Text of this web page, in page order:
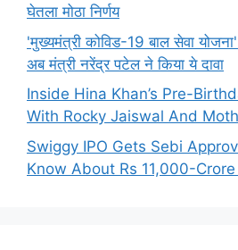
घेतला मोठा निर्णय
'मुख्यमंत्री कोविड-19 बाल सेवा
अब मंत्री नरेंद्र पटेल ने किया ये दावा
Inside Hina Khan’s Pre-
With Rocky Jaiswal And
Swiggy IPO Gets Sebi
Know About Rs 11,000-Crore